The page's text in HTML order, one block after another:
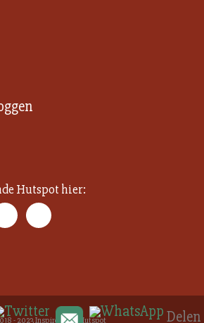
Hutspot hier:
- 2023 Inspirerende Hutspot